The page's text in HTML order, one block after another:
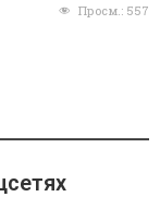
Просм.: 557